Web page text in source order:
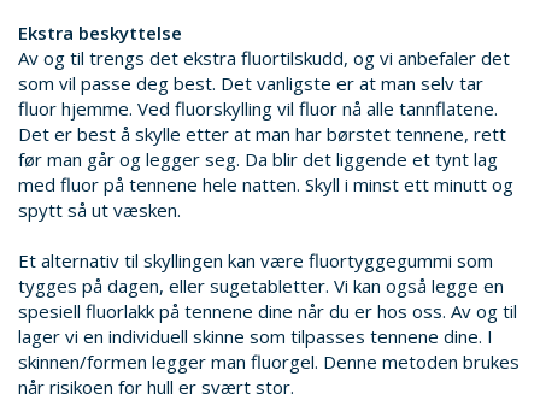
Ekstra beskyttelse
Av og til trengs det ekstra fluortilskudd, og vi anbefaler det
som vil passe deg best. Det vanligste er at man selv tar
fluor hjemme. Ved fluorskylling vil fluor nå alle tannflatene.
Det er best å skylle etter at man har børstet tennene, rett
før man går og legger seg. Da blir det liggende et tynt lag
med fluor på tennene hele natten. Skyll i minst ett minutt og
spytt så ut væsken.
Et alternativ til skyllingen kan være fluortyggegummi som
tygges på dagen, eller sugetabletter. Vi kan også legge en
spesiell fluorlakk på tennene dine når du er hos oss. Av og til
lager vi en individuell skinne som tilpasses tennene dine. I
skinnen/formen legger man fluorgel. Denne metoden brukes
når risikoen for hull er svært stor.